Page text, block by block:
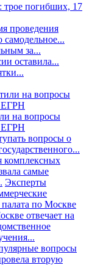
трое погибших, 17
проведения
самодельное...
за...
оставила...
на вопросы
ЕГРН
вопросы о
комплексных
самые
Эксперты
по Москве
отвечает на
вопросы
вторую